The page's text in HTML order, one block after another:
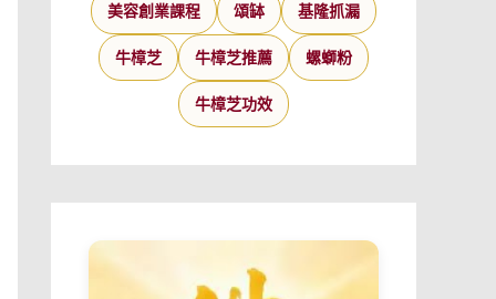
美容創業課程 頌缽 基隆抓漏
牛樟芝 牛樟芝推薦 螺螄粉
牛樟芝功效